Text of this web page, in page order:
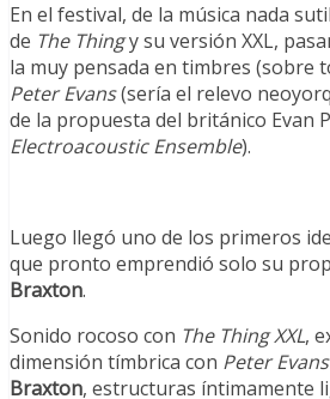
En el festival, de la música nada
de The Thingy su versión XXL,
la muy pensada en timbres (sobre
Peter Evans(sería el relevo
de la propuesta del británico Evan
Electroacoustic Ensemble).
Luego llegó uno de los primeros
que pronto emprendió solo su
Braxton.
Sonido rocoso con The Thing XXL,
dimensión tímbrica con Peter
Braxton, estructuras íntimamente